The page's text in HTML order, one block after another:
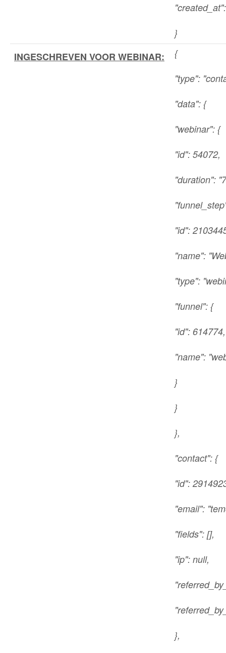
}
INGESCHREVEN VOOR WEBINAR:
{
"type":
"data": {
"webinar": {
"id": 54072,
"duration":
"id":
"name":
"type":
"funnel": {
"id": 614774,
"name":
}
}
},
"contact": {
"id":
"email":
"fields": [],
"ip": null,
},